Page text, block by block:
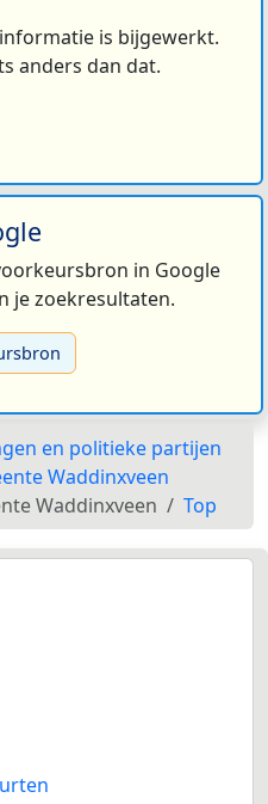
is bijgewerkt.
anders dan dat.
in Google
je zoekresultaten.
en politieke partijen
Waddinxveen
Waddinxveen
Top